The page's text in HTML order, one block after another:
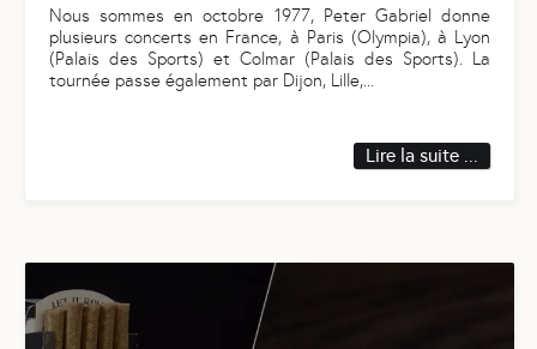
Nous sommes en octobre 1977, Peter Gabriel donne
plusieurs concerts en France, à Paris (Olympia), à Lyon
(Palais des Sports) et Colmar (Palais des Sports). La
tournée passe également par Dijon, Lille,
Lire la suite ...